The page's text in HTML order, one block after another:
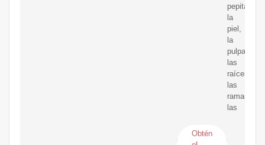
pepitas,
la
piel,
la
pulpa,
las
raíces,
las
ramas,
las
Obtén